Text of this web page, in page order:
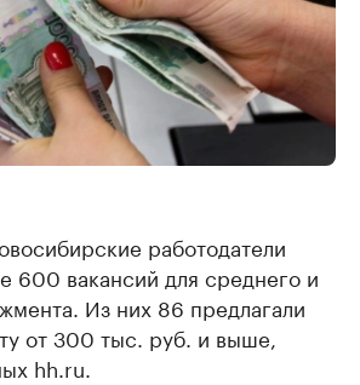
работодатели
600 вакансий для среднего и
Из них 86 предлагали
от 300 тыс. руб. и выше,
hh.ru.